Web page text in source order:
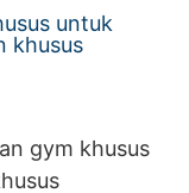
untuk
khusus
gym khusus